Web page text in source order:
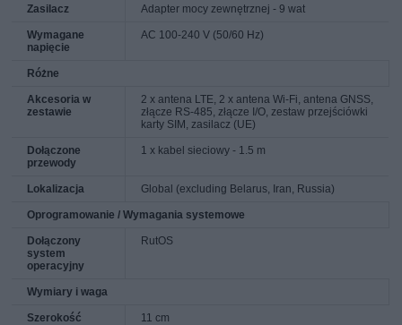
Zasilacz Adapter mocy zewnętrznej - 9 wat
Wymagane
napięcie
AC 100-240 V (50/60 Hz)
Różne
Akcesoria w
zestawie
2 x antena LTE, 2 x antena Wi-Fi, antena GNSS,
złącze RS-485, złącze I/O, zestaw przejściówki
karty SIM, zasilacz (UE)
Dołączone
przewody
1 x kabel sieciowy - 1.5 m
Lokalizacja Global (excluding Belarus, Iran, Russia)
Oprogramowanie / Wymagania systemowe
Dołączony
system
operacyjny
RutOS
Wymiary i waga
Szerokość 11 cm